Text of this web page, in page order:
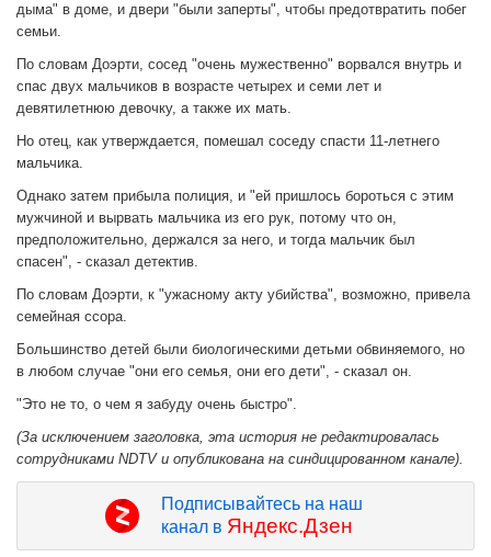
дыма" в доме, и двери "были заперты", чтобы предотвратить побег
семьи.
По словам Доэрти, сосед "очень мужественно" ворвался внутрь и
спас двух мальчиков в возрасте четырех и семи лет и
девятилетнюю девочку, а также их мать.
Но отец, как утверждается, помешал соседу спасти 11-летнего
мальчика.
Однако затем прибыла полиция, и "ей пришлось бороться с этим
мужчиной и вырвать мальчика из его рук, потому что он,
предположительно, держался за него, и тогда мальчик был
спасен", - сказал детектив.
По словам Доэрти, к "ужасному акту убийства", возможно, привела
семейная ссора.
Большинство детей были биологическими детьми обвиняемого, но
в любом случае "они его семья, они его дети", - сказал он.
"Это не то, о чем я забуду очень быстро".
(За исключением заголовка, эта история не редактировалась
сотрудниками NDTV и опубликована на синдицированном канале).
Подписывайтесь на наш
канал в Яндекс.Дзен